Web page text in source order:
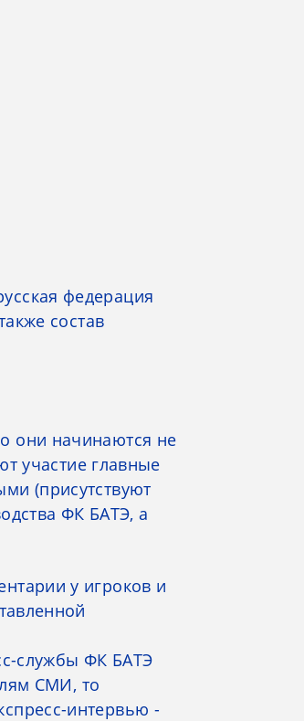
федерация
состав
они начинаются не
участие главные
(присутствуют
ФК БАТЭ, а
у игроков и
службы ФК БАТЭ
СМИ, то
интервью -